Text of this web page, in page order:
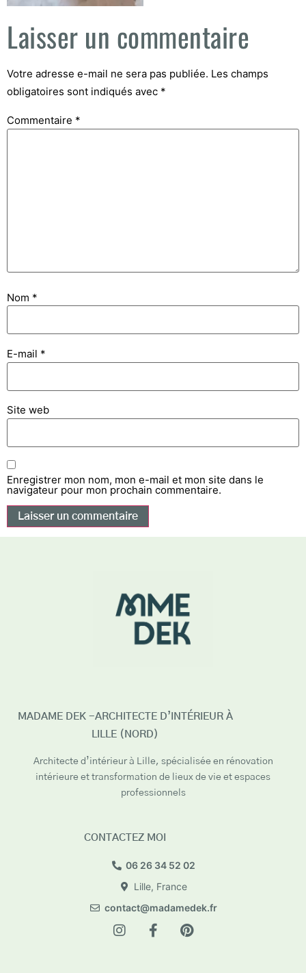
Laisser un commentaire
Votre adresse e-mail ne sera pas publiée. Les champs
obligatoires sont indiqués avec *
Commentaire *
Nom *
E-mail *
Site web
Enregistrer mon nom, mon e-mail et mon site dans le
navigateur pour mon prochain commentaire.
MADAME DEK -ARCHITECTE D’INTÉRIEUR À
LILLE (NORD)
Architecte d’intérieur à Lille, spécialisée en rénovation
intérieure et transformation de lieux de vie et espaces
professionnels
CONTACTEZ MOI
06 26 34 52 02
Lille, France
contact@madamedek.fr